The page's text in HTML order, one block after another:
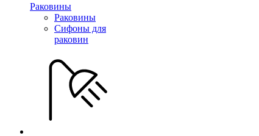
Раковины
Раковины
Сифоны для
раковин